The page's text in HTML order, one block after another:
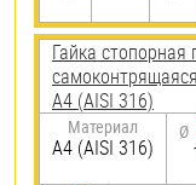
Гайка
A4 (AISI 316)
Материал
A4 (AISI 316)
Ø